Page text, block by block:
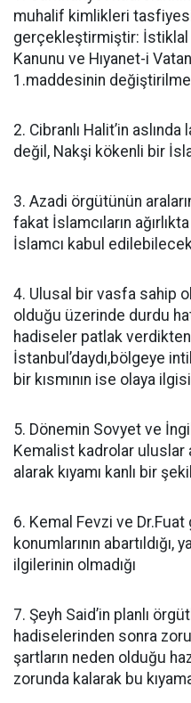
muhalif kimlikleri
gerçekleştirmiştir: İstiklal
Kanunu ve Hıyanet-i
1.maddesinin
2. Cibranlı Halit’in
değil, Nakşi kökenli bir
3. Azadi örgütünün
fakat İslamcıların
İslamcı kabul
4. Ulusal bir vasfa sahip
olduğu üzerinde durdu
hadiseler patlak verdikten
İstanbul’daydı,bölgeye
bir kısmının ise olaya
5. Dönemin Sovyet ve
Kemalist kadrolar uluslar
alarak kıyamı kanlı bir
6. Kemal Fevzi ve
konumlarının abartıldığı,
ilgilerinin olmadığı
7. Şeyh Said’in planlı
hadiselerinden sonra
şartların neden olduğu
zorunda kalarak bu